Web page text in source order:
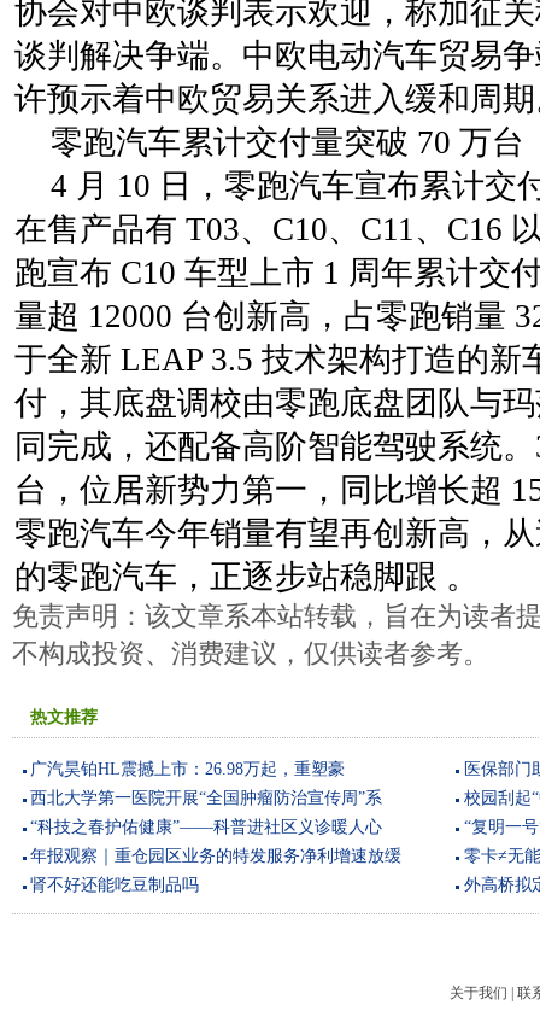
协会对中欧谈判表示欢迎，称加征
谈判解决争端。中欧电动汽车贸易
许预示着中欧贸易关系进入缓和周
零跑汽车累计交付量突破 70 万台
4 月 10 日，零跑汽车宣布累计交
在售产品有 T03、C10、C11、C16
跑宣布 C10 车型上市 1 周年累计交
量超 12000 台创新高，占零跑销量
于全新 LEAP 3.5 技术架构打造的新
付，其底盘调校由零跑底盘团队与
同完成，还配备高阶智能驾驶系统
台，位居新势力第一，同比增长超
零跑汽车今年销量有望再创新高，
的零跑汽车，正逐步站稳脚跟 。
免责声明：该文章系本站转载，旨在为读者
不构成投资、消费建议，仅供读者参考。
热文推荐
广汽昊铂HL震撼上市：26.98万起，重塑豪
医保部门
西北大学第一医院开展“全国肿瘤防治宣传周”系
校园刮起
“科技之春护佑健康”——科普进社区义诊暖人心
“复明一
年报观察｜重仓园区业务的特发服务净利增速放缓
零卡≠无
肾不好还能吃豆制品吗
外高桥拟
关于我们 | 联